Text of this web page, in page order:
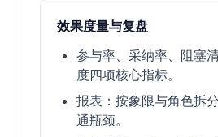
效果度量与复盘
参与率、采纳率、阻塞
度四项核心指标。
报表：按象限与角色拆
通瓶颈。